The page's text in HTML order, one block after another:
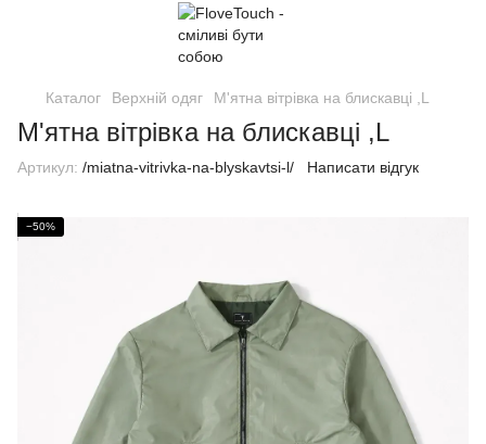
Каталог Верхній одяг М'ятна вітрівка на блискавці ,L
М'ятна вітрівка на блискавці ,L
Артикул: /miatna-vitrivka-na-blyskavtsi-l/ Написати відгук
−50%